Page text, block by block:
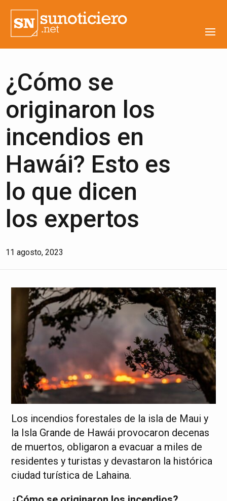
¿Cómo se
originaron los
incendios en
Hawái? Esto es
lo que dicen
los expertos
11 agosto, 2023
Los incendios forestales de la isla de Maui y
la Isla Grande de Hawái provocaron decenas
de muertos, obligaron a evacuar a miles de
residentes y turistas y devastaron la histórica
ciudad turística de Lahaina.